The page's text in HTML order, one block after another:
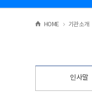
기
HOME >
기관소개
인사말